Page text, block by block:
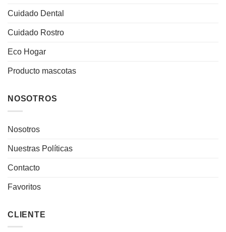
Cuidado Dental
Cuidado Rostro
Eco Hogar
Producto mascotas
NOSOTROS
Nosotros
Nuestras Políticas
Contacto
Favoritos
CLIENTE